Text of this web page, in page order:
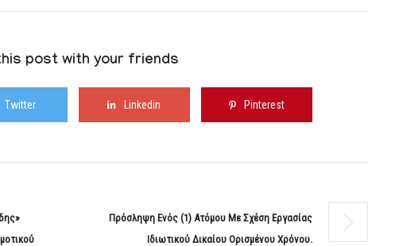
post with your friends
Twitter Linkedin Pinterest
Πρόσληψη Ενός (1) Ατόμου Με Σχέση Εργασίας
Ιδιωτικού Δικαίου Ορισμένου Χρόνου.